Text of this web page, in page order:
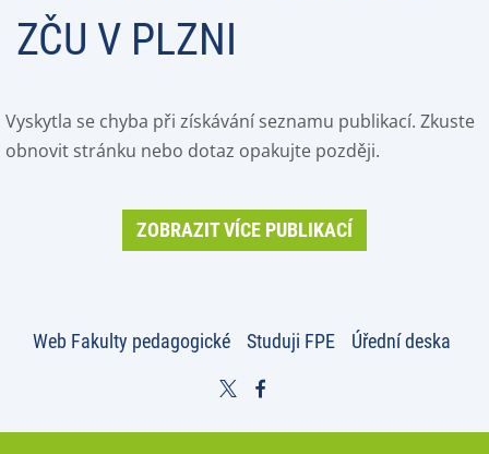
ZČU V PLZNI
Vyskytla se chyba při získávání seznamu publikací. Zkuste
obnovit stránku nebo dotaz opakujte později.
ZOBRAZIT VÍCE PUBLIKACÍ
Web Fakulty pedagogické Studuji FPE Úřední deska